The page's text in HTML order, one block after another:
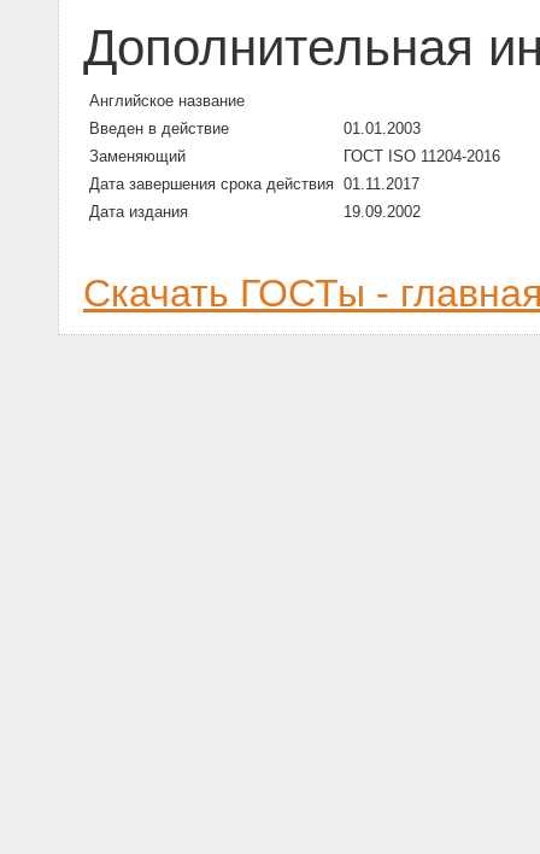
Дополнительная
Английское название
Введен в действие
01.01.2003
Заменяющий
ГОСТ ISO 11204-2016
Дата завершения срока действия 01.11.2017
Дата издания
19.09.2002
Скачать ГОСТы -